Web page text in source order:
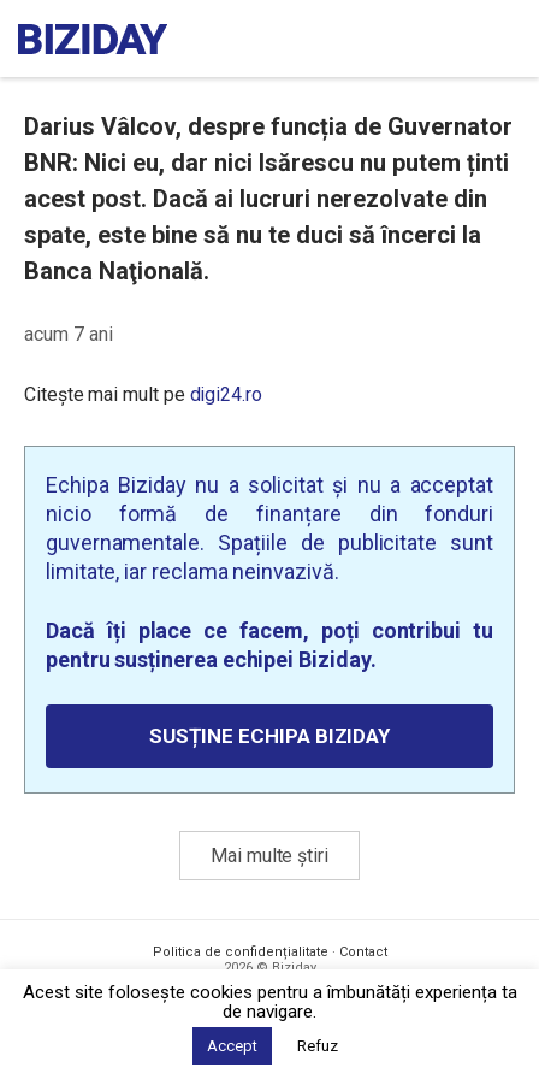
Darius Vâlcov, despre funcția de Guvernator
BNR: Nici eu, dar nici Isărescu nu putem ținti
acest post. Dacă ai lucruri nerezolvate din
spate, este bine să nu te duci să încerci la
Banca Naţională.
acum 7 ani
Citește mai mult pe digi24.ro
Echipa Biziday nu a solicitat și nu a acceptat
nicio formă de finanțare din fonduri
guvernamentale. Spațiile de publicitate sunt
limitate, iar reclama neinvazivă.
Dacă îți place ce facem, poți contribui tu
pentru susținerea echipei Biziday.
SUSȚINE ECHIPA BIZIDAY
Mai multe știri
Politica de confidențialitate · Contact
2026 © Biziday
Acest site foloseşte cookies pentru a îmbunătăți experiența ta
de navigare.
Accept Refuz